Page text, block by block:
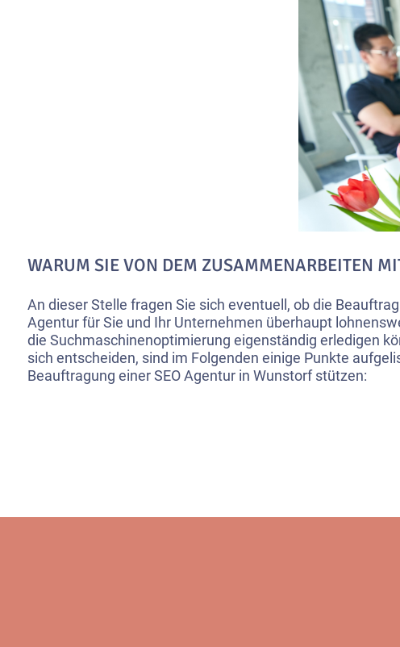
WARUM SIE VON DEM ZUSAMMENARBEITEN
An dieser Stelle fragen Sie sich eventuell, ob die
Agentur für Sie und Ihr Unternehmen überhaupt
die Suchmaschinenoptimierung eigenständig erledigen
sich entscheiden, sind im Folgenden einige Punkte
Beauftragung einer SEO Agentur in Wunstorf stützen: